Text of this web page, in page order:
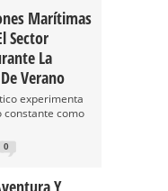
Marítimas
Sector
La
Verano
experimenta
constante como
0
Y